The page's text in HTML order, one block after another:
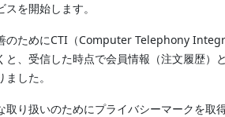
を開始します。
のためにCTI（Computer Telephony
と、受信した時点で会員情報（注文履歴）
した。
取り扱いのためにプライバシーマークを取